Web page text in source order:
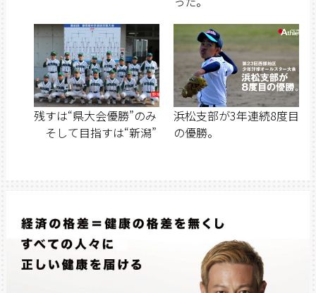
残すは“県大会優勝”のみ
そして目指すは“新潟”
浜松支部が3年連続8度目
の優勝。